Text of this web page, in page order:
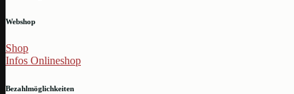
Webshop
Shop
Infos Onlineshop
Bezahlmöglichkeiten